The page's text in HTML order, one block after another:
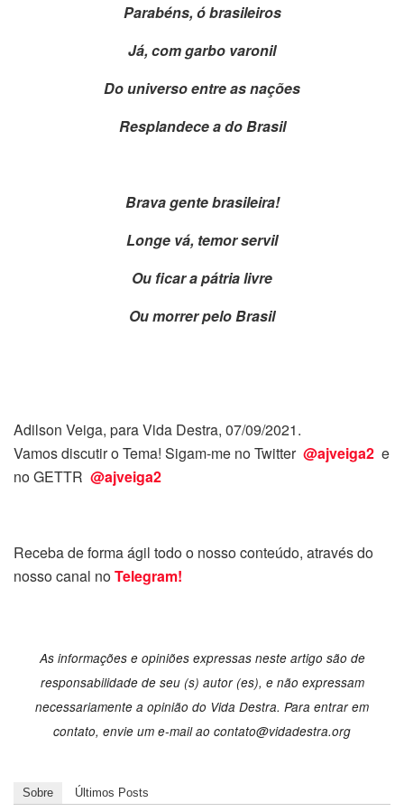
Parabéns, ó brasileiros
Já, com garbo varonil
Do universo entre as nações
Resplandece a do Brasil
Brava gente brasileira!
Longe vá, temor servil
Ou ficar a pátria livre
Ou morrer pelo Brasil
Adilson Veiga, para Vida Destra, 07/09/2021.
Vamos discutir o Tema! Sigam-me no Twitter @ajveiga2 e
no GETTR @ajveiga2
Receba de forma ágil todo o nosso conteúdo, através do
nosso canal noTelegram!
As informações e opiniões expressas neste artigo são de
responsabilidade de seu (s) autor (es), e não expressam
necessariamente a opinião do Vida Destra. Para entrar em
contato, envie um e-mail ao contato@vidadestra.org
Sobre Últimos Posts